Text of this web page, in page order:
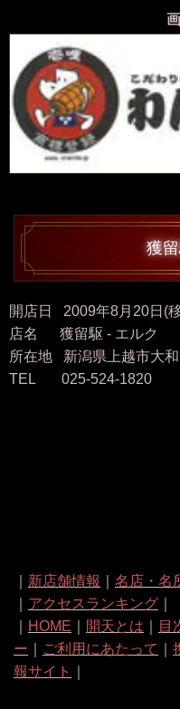
獲
開店日 2009年8月20日(
店名 獲留駆 - エルク
所在地 新潟県上越市大和
TEL 025-524-1820
新店舗情報
名店・名
アクセスランキング
HOME 開天とは 目
ー
ご利用にあたって
報サイト